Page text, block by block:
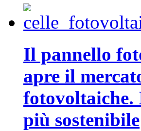
Il pannello
apre il
fotovoltaiche.
più sostenibile